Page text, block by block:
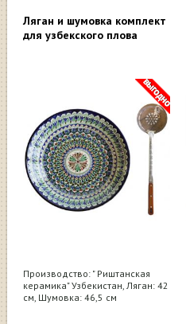
Ляган и шумовка комплект
для узбекского плова
Производство: " Риштанская
керамика" Узбекистан, Ляган: 42
см, Шумовка: 46,5 см